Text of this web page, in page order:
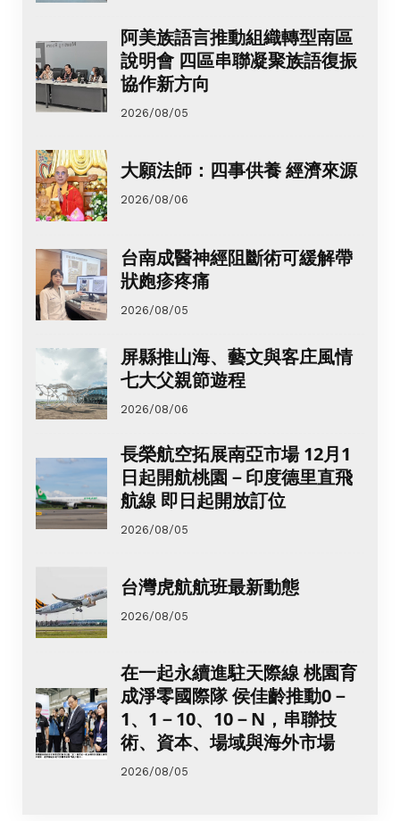
阿美族語言推動組織轉型南區
說明會 四區串聯凝聚族語復振
協作新方向
2026/08/05
大願法師：四事供養 經濟來源
2026/08/06
台南成醫神經阻斷術可緩解帶
狀皰疹疼痛
2026/08/05
屏縣推山海、藝文與客庄風情
七大父親節遊程
2026/08/06
長榮航空拓展南亞市場 12月1
日起開航桃園－印度德里直飛
航線 即日起開放訂位
2026/08/05
台灣虎航航班最新動態
2026/08/05
在一起永續進駐天際線 桃園育
成淨零國際隊 侯佳齡推動0－
1、1－10、10－N，串聯技
術、資本、場域與海外市場
2026/08/05